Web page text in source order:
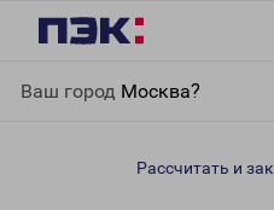
Ваш город Москва?
область
Рассчитать и